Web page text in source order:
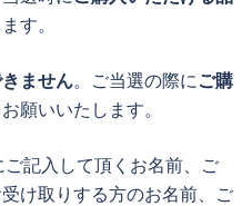
す。
ません。ご当選の際に ご購
願いいたします。
ご記入して頂くお名前、ご
け取りする方のお名前、ご